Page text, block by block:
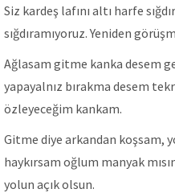
Siz kardeş lafını altı harfe
sığdıramıyoruz. Yeniden
Ağlasam gitme kanka desem
yapayalnız bırakma desem
özleyeceğim kankam.
Gitme diye arkandan koşsam,
haykırsam oğlum manyak
yolun açık olsun.